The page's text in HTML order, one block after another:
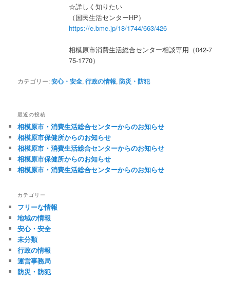
☆詳しく知りたい
（国民生活センターHP）
https://e.bme.jp/18/1744/663/426
相模原市消費生活総合センター相談専用（042-7
75-1770）
カテゴリー:安心・安全,行政の情報,防災・防犯
最近の投稿
相模原市・消費生活総合センターからのお知らせ
相模原市保健所からのお知らせ
相模原市・消費生活総合センターからのお知らせ
相模原市保健所からのお知らせ
相模原市・消費生活総合センターからのお知らせ
カテゴリー
フリーな情報
地域の情報
安心・安全
未分類
行政の情報
運営事務局
防災・防犯